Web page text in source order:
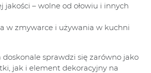
jakości – wolne od ołowiu i innych
w zmywarce i używania w kuchni
doskonale sprawdzi się zarówno jako
jak i element dekoracyjny na